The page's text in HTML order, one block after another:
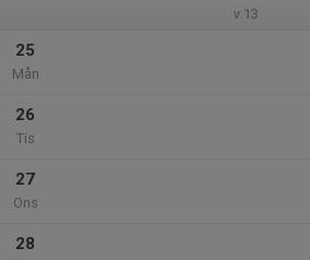
v.13
25
Mån
26
Tis
27
Ons
28